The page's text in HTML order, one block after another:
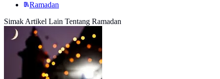
Ramadan
Simak Artikel Lain Tentang Ramadan